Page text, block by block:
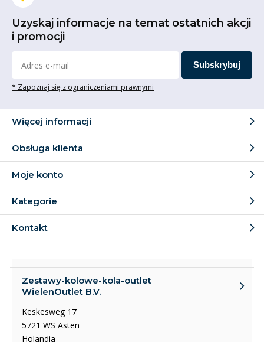
Uzyskaj informacje na temat ostatnich akcji
i promocji
Subskrybuj
* Zapoznaj się z ograniczeniami prawnymi
Więcej informacji
Obsługa klienta
Moje konto
Kategorie
Kontakt
Zestawy-kolowe-kola-outlet
WielenOutlet B.V.
Keskesweg 17
5721 WS Asten
Holandia